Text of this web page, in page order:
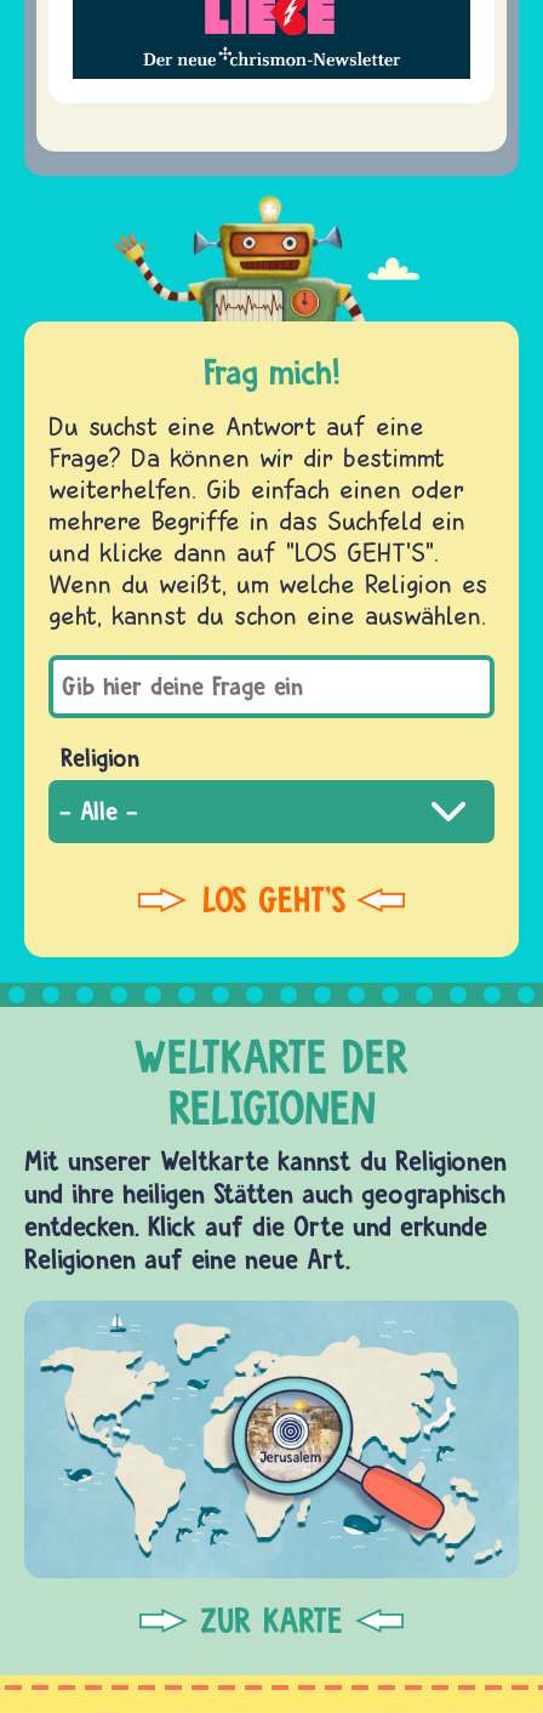
Frag mich!
Du suchst eine Antwort auf eine
Frage? Da können wir dir bestimmt
weiterhelfen. Gib einfach einen oder
mehrere Begriffe in das Suchfeld ein
und klicke dann auf "LOS GEHT'S".
Wenn du weißt, um welche Religion es
geht, kannst du schon eine auswählen.
Religion
Mit unserer Weltkarte kannst du Religionen
und ihre heiligen Stätten auch geographisch
entdecken. Klick auf die Orte und erkunde
Religionen auf eine neue Art.
ZUR KARTE